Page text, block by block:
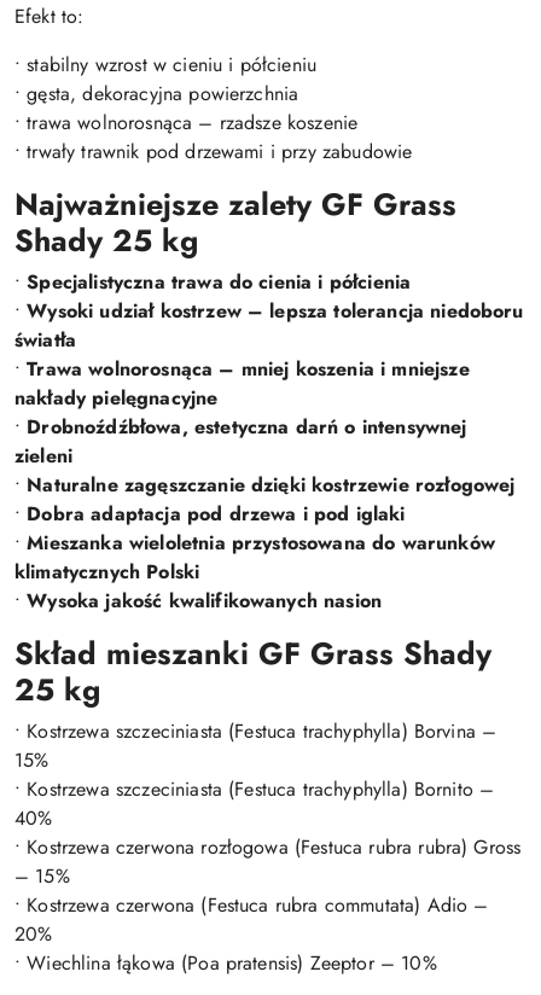
Efekt to:
• stabilny wzrost w cieniu i półcieniu
• gęsta, dekoracyjna powierzchnia
• trawa wolnorosnąca – rzadsze koszenie
• trwały trawnik pod drzewami i przy zabudowie
Najważniejsze zalety GF Grass
Shady 25 kg
•Specjalistyczna trawa do cienia i półcienia
•Wysoki udział kostrzew – lepsza tolerancja niedoboru
światła
•Trawa wolnorosnąca – mniej koszenia i mniejsze
nakłady pielęgnacyjne
• Drobnoźdźbłowa, estetyczna darń o intensywnej
zieleni
• Naturalne zagęszczanie dzięki kostrzewie rozłogowej
• Dobra adaptacja pod drzewa i pod iglaki
•Mieszanka wieloletnia przystosowana do warunków
klimatycznych Polski
•Wysoka jakość kwalifikowanych nasion
Skład mieszanki GF Grass Shady
25 kg
• Kostrzewa szczeciniasta (Festuca trachyphylla) Borvina –
15%
• Kostrzewa szczeciniasta (Festuca trachyphylla) Bornito –
40%
• Kostrzewa czerwona rozłogowa (Festuca rubra rubra) Gross
– 15%
• Kostrzewa czerwona (Festuca rubra commutata) Adio –
20%
• Wiechlina łąkowa (Poa pratensis) Zeeptor – 10%